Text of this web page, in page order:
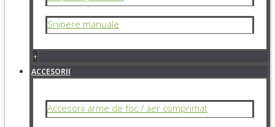
Snipere manuale
+
ACCESORII
Accesorii arme de foc / aer comprimat